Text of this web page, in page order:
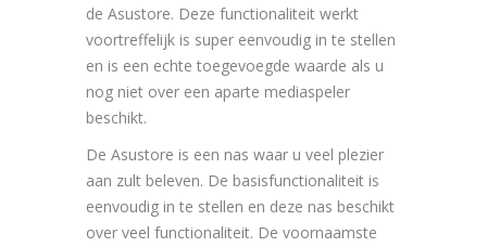
de Asustore. Deze functionaliteit werkt
voortreffelijk is super eenvoudig in te stellen
en is een echte toegevoegde waarde als u
nog niet over een aparte mediaspeler
beschikt.
De Asustore is een nas waar u veel plezier
aan zult beleven. De basisfunctionaliteit is
eenvoudig in te stellen en deze nas beschikt
over veel functionaliteit. De voornaamste